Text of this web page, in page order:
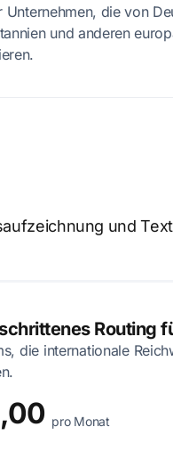
Unternehmen, die von
und anderen
und
Routing
die internationale
pro Monat